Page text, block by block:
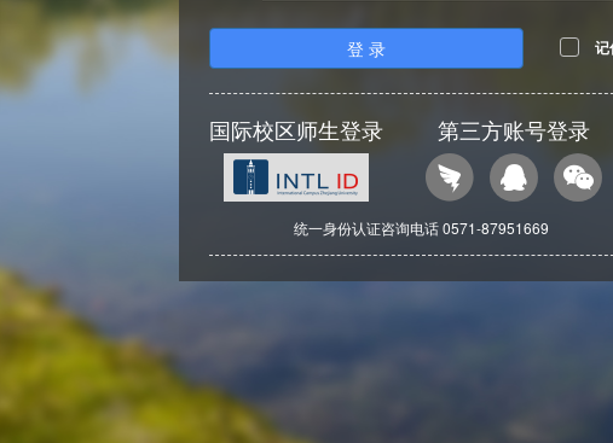
登 录 记
国际校区师生登录 第三方账号登录
统一身份认证咨询电话 0571-87951669